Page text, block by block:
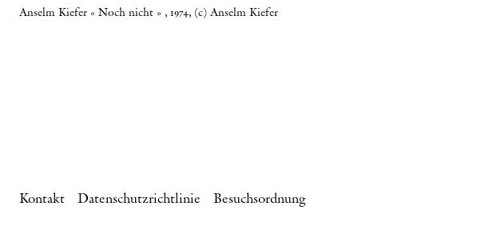
Anselm Kiefer « Noch nicht » , 1974, (c) Anselm Kiefer
Kontakt Datenschutzrichtlinie Besuchsordnung